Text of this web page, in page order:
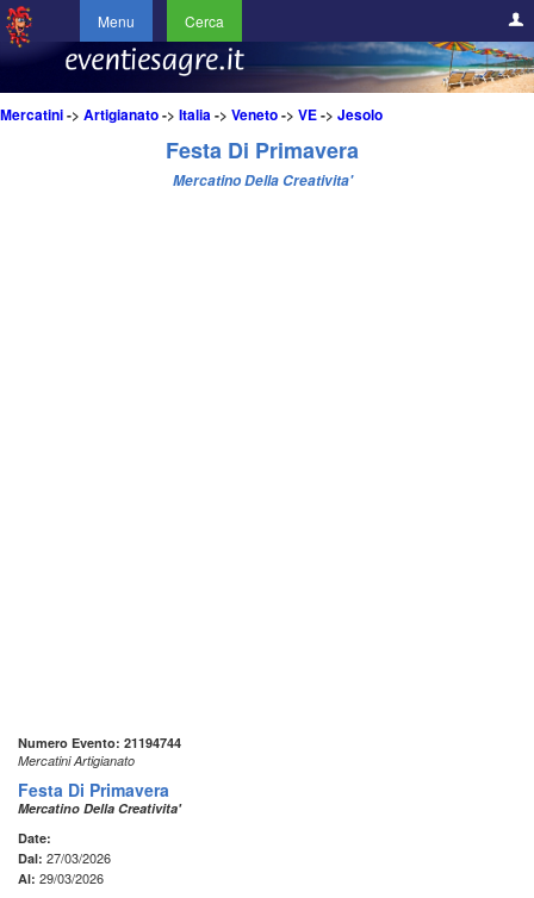
Menu Cerca
Mercatini-> Artigianato-> Italia-> Veneto-> VE-> Jesolo
Festa Di Primavera
Mercatino Della Creativita'
Numero Evento: 21194744
Mercatini Artigianato
Festa Di Primavera
Mercatino Della Creativita'
Date:
Dal: 27/03/2026
Al: 29/03/2026